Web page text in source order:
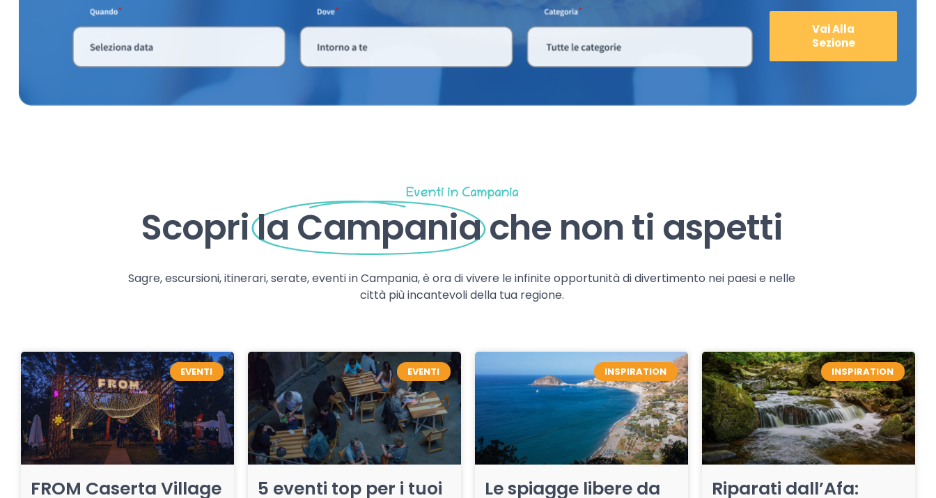
Vai Alla
Sezione
Eventi in Campania
Scoprila Campaniache non ti aspetti
Sagre, escursioni, itinerari, serate, eventi in Campania, è ora di vivere le infinite opportunità di divertimento nei paesi e nelle
città più incantevoli della tua regione.
EVENTI
FROM Caserta Village
EVENTI
5 eventi top per i tuoi
INSPIRATION
Le spiagge libere da
INSPIRATION
Riparati dall’Afa: